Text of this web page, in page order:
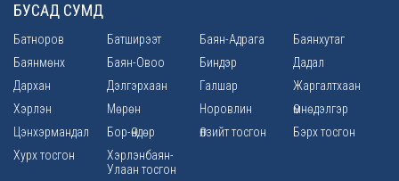
БУСАД СУМД
Батноров Батширээт Баян-Адрага
Баянхутаг
Баянмөнх
Баян-Овоо Биндэр
Дадал
Дархан
Дэлгэрхаан Галшар
Жаргалтхаан
Хэрлэн
Мөрөн Норовлин
Өмнөдэлгэр
Цэнхэрмандал
Бор-Өндөр Өлзийт тосгон
Бэрх тосгон
Хурх тосгон
Хэрлэнбаян-
Улаан тосгон